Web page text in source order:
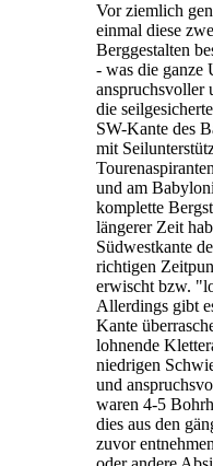
Vor ziemlich
einmal diese
Berggestalten
- was die ganze
anspruchsvoller
die
SW-Kante des
mit
und am
komplette
längerer Zeit
Südwestkante
richtigen
erwischt bzw.
Allerdings gibt
Kante
lohnende
niedrigen
und
waren 4-5
dies aus den
zuvor